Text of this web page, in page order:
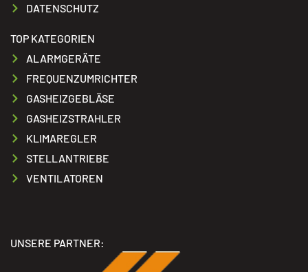
DATENSCHUTZ
TOP KATEGORIEN
ALARMGERÄTE
FREQUENZUMRICHTER
GASHEIZGEBLÄSE
GASHEIZSTRAHLER
KLIMAREGLER
STELLANTRIEBE
VENTILATOREN
UNSERE PARTNER: